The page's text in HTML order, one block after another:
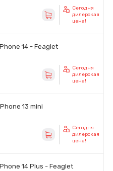
Сегодня
дилерская
цена!
14 - Feaglet
Сегодня
дилерская
цена!
13 mini
Сегодня
дилерская
цена!
14 Plus - Feaglet